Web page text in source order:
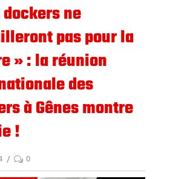
dockers ne
pas pour la
» : la réunion
des
à Gênes montre
!
0